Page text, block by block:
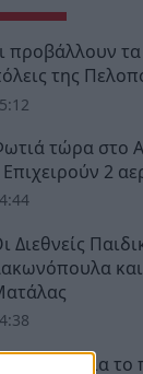
προβάλλουν
της
τώρα στο
Επιχειρούν 2
Διεθνείς
Στη Μεσσηνία